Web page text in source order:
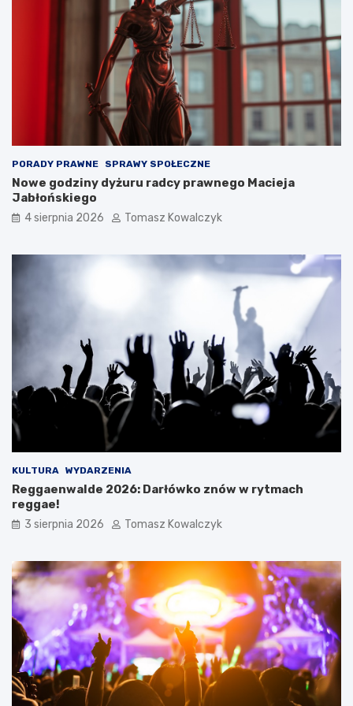
PORADY PRAWNE SPRAWY SPOŁECZNE
Nowe godziny dyżuru radcy prawnego Macieja
Jabłońskiego
4 sierpnia 2026 Tomasz Kowalczyk
KULTURA WYDARZENIA
Reggaenwalde 2026: Darłówko znów w rytmach
reggae!
3 sierpnia 2026 Tomasz Kowalczyk